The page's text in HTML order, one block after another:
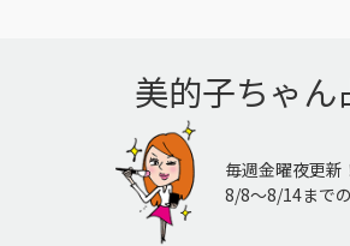
美的子ちゃん
毎週金曜夜更新
8/8〜8/14まで